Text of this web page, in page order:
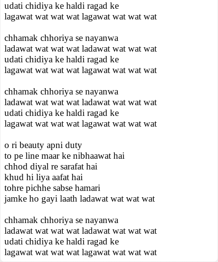
udati chidiya ke haldi ragad ke
lagawat wat wat wat lagawat wat wat wat
chhamak chhoriya se nayanwa
ladawat wat wat wat ladawat wat wat wat
udati chidiya ke haldi ragad ke
lagawat wat wat wat lagawat wat wat wat
chhamak chhoriya se nayanwa
ladawat wat wat wat ladawat wat wat wat
udati chidiya ke haldi ragad ke
lagawat wat wat wat lagawat wat wat wat
o ri beauty apni duty
to pe line maar ke nibhaawat hai
chhod diyal re sarafat hai
khud hi liya aafat hai
tohre pichhe sabse hamari
jamke ho gayi laath ladawat wat wat wat
chhamak chhoriya se nayanwa
ladawat wat wat wat ladawat wat wat wat
udati chidiya ke haldi ragad ke
lagawat wat wat wat lagawat wat wat wat